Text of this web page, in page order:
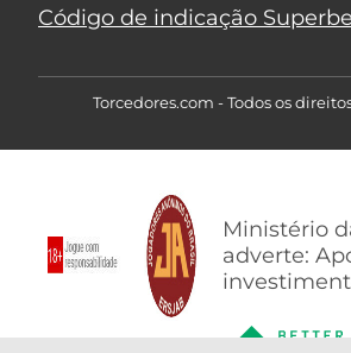
Código de indicação
Torcedores.com - Todos os
Ministério
adverte: